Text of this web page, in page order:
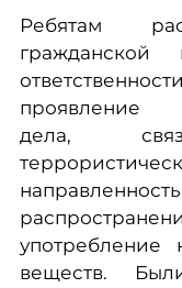
Ребятам
гражданской
проявление
дела,
употребление
веществ.